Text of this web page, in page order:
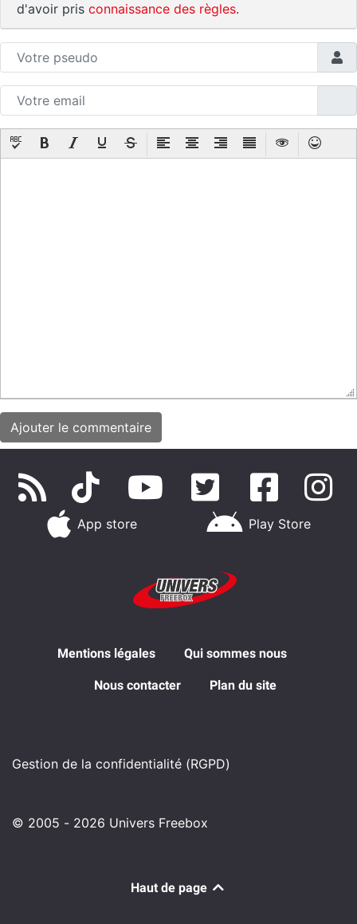
d'avoir pris connaissance des règles.
App store Play Store
Mentions légales Qui sommes nous
Nous contacter Plan du site
Gestion de la confidentialité (RGPD)
© 2005 - 2026 Univers Freebox
Haut de page